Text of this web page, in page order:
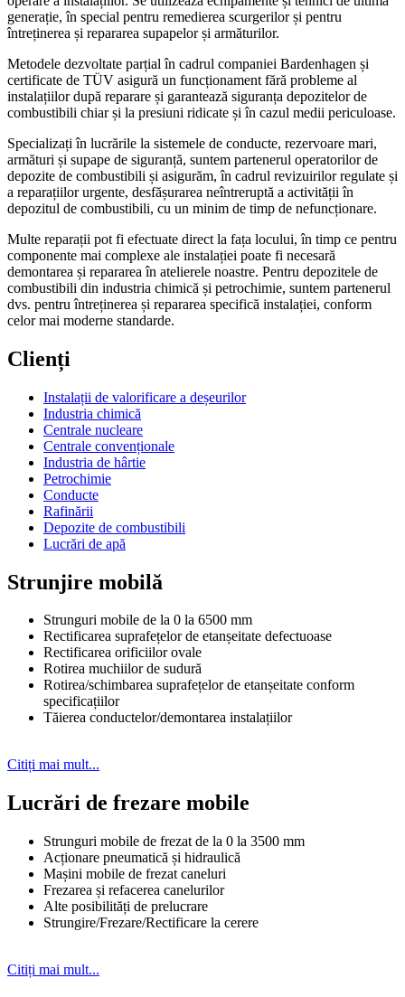
generație, în special pentru remedierea scurgerilor și pentru
întreținerea și repararea supapelor și armăturilor.
Metodele dezvoltate parțial în cadrul companiei Bardenhagen și
certificate de TÜV asigură un funcționament fără probleme al
instalațiilor după reparare și garantează siguranța depozitelor de
combustibili chiar și la presiuni ridicate și în cazul medii periculoase.
Specializați în lucrările la sistemele de conducte, rezervoare mari,
armături și supape de siguranță, suntem partenerul operatorilor de
depozite de combustibili și asigurăm, în cadrul revizuirilor regulate și
a reparațiilor urgente, desfășurarea neîntreruptă a activității în
depozitul de combustibili, cu un minim de timp de nefuncționare.
Multe reparații pot fi efectuate direct la fața locului, în timp ce pentru
componente mai complexe ale instalației poate fi necesară
demontarea și repararea în atelierele noastre. Pentru depozitele de
combustibili din industria chimică și petrochimie, suntem partenerul
dvs. pentru întreținerea și repararea specifică instalației, conform
celor mai moderne standarde.
Clienți
Instalații de valorificare a deșeurilor
Industria chimică
Centrale nucleare
Centrale convenționale
Industria de hârtie
Petrochimie
Conducte
Rafinării
Depozite de combustibili
Lucrări de apă
Strunjire mobilă
Strunguri mobile de la 0 la 6500 mm
Rectificarea suprafețelor de etanșeitate defectuoase
Rectificarea orificiilor ovale
Rotirea muchiilor de sudură
Rotirea/schimbarea suprafețelor de etanșeitate conform
specificațiilor
Tăierea conductelor/demontarea instalațiilor
Citiți mai mult...
Lucrări de frezare mobile
Strunguri mobile de frezat de la 0 la 3500 mm
Acționare pneumatică și hidraulică
Mașini mobile de frezat caneluri
Frezarea și refacerea canelurilor
Alte posibilități de prelucrare
Strungire/Frezare/Rectificare la cerere
Citiți mai mult...